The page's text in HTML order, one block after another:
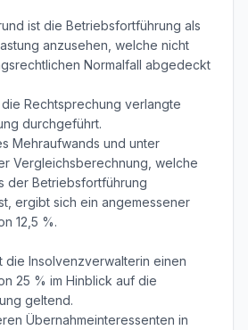
ist die Betriebsfortführung als
anzusehen, welche nicht
Normalfall abgedeckt
Rechtsprechung verlangte
durchgeführt.
Mehraufwands und unter
Vergleichsberechnung, welche
der Betriebsfortführung
ergibt sich ein angemessener
12,5 %.
die Insolvenzverwalterin einen
25 % im Hinblick auf die
geltend.
Übernahmeinteressenten in